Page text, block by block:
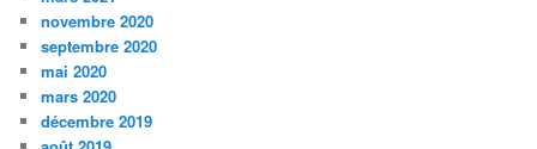
novembre 2020
septembre 2020
mai 2020
mars 2020
décembre 2019